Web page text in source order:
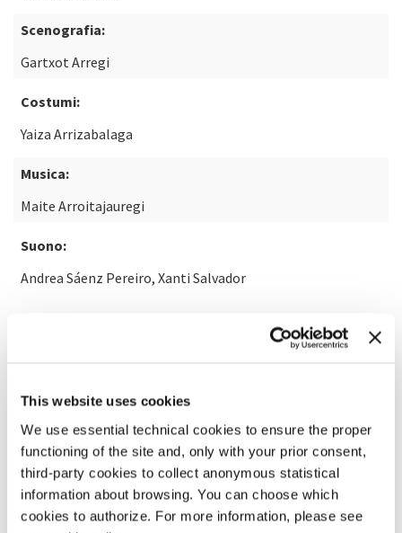
This website uses cookies
We use essential technical cookies to ensure the proper
functioning of the site and, only with your prior consent,
third-party cookies to collect anonymous statistical
information about browsing. You can choose which
cookies to authorize. For more information, please see
Scenografia:
Gartxot Arregi
Costumi:
Yaiza Arrizabalaga
Musica:
Maite Arroitajauregi
Suono:
Andrea Sáenz Pereiro, Xanti Salvador